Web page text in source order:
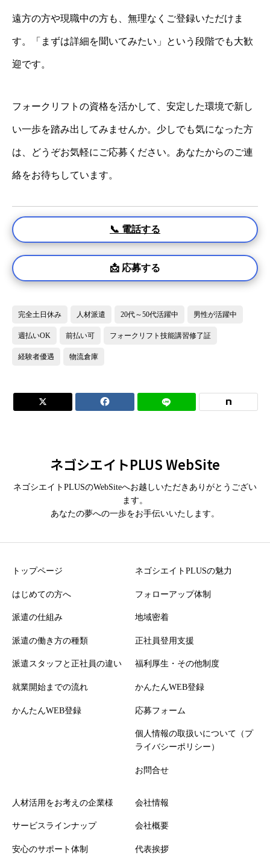
遠方の方や現職中の方も、無理なくご登録いただけま
す。「まずは詳細を聞いてみたい」という段階でも大歓
迎です。
フォークリフトの資格を活かして、安定した環境で新し
い一歩を踏み出してみませんか。少しでも気になった方
は、どうぞお気軽にご応募ください。あなたからのご連
絡をお待ちしています。
📞 電話する
📩 応募する
完全土日休み 人材派遣 20代～50代活躍中 男性が活躍中
週払いOK 前払い可 フォークリフト技能講習修了証
経験者優遇 物流倉庫
 
ネゴシエイトPLUS WebSite
ネゴシエイトPLUSのWebSiteへお越しいただきありがとうござい
ます。
あなたの夢への一歩をお手伝いいたします。
トップページ
はじめての方へ
派遣の仕組み
派遣の働き方の種類
派遣スタッフと正社員の違い
就業開始までの流れ
かんたんWEB登録
ネゴシエイトPLUSの魅力
フォローアップ体制
地域密着
正社員登用支援
福利厚生・その他制度
かんたんWEB登録
応募フォーム
個人情報の取扱いについて（プ
ライバシーポリシー）
お問合せ
人材活用をお考えの企業様
サービスラインナップ
安心のサポート体制
会社情報
会社概要
代表挨拶